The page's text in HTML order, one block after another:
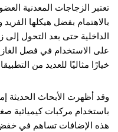
بالاهتمام بفضل هيكلها
الداخلية حتى بعد التحول إلى
على الاستخدام في فصل
خيارًا مثاليًا للعديد من
باستخدام مركبات كيميائية
هذه الإضافات تساهم في خفض